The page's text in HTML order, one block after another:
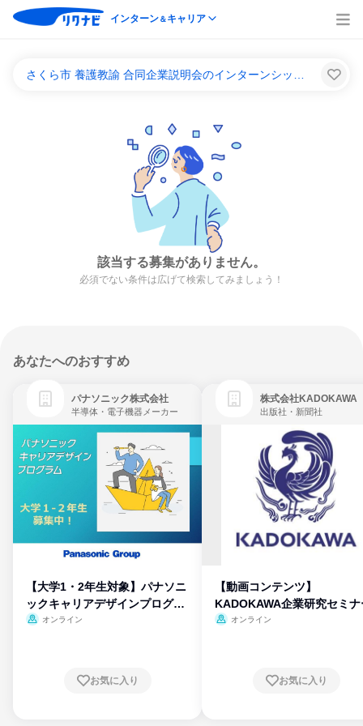
インターン＆キャリア
該当する募集がありません。
必須でない条件は広げて検索してみましょう！
あなたへのおすすめ
パナソニック株式会社
半導体・電子機器メーカー
【大学1・2年生対象】パナソニ
ックキャリアデザインプログラ
ム
オンライン
お気に入り
株式会社KADOKAWA
出版社・新聞社
【動画コンテンツ】
KADOKAWA企業研究セミナ
オンライン
お気に入り